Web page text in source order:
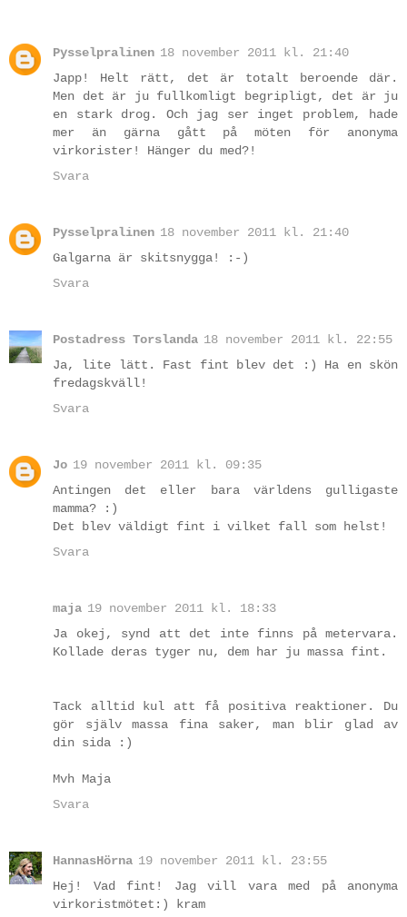
Pysselpralinen 18 november 2011 kl. 21:40
Japp! Helt rätt, det är totalt beroende där.
Men det är ju fullkomligt begripligt, det är ju
en stark drog. Och jag ser inget problem, hade
mer än gärna gått på möten för anonyma
virkorister! Hänger du med?!
Svara
Pysselpralinen 18 november 2011 kl. 21:40
Galgarna är skitsnygga! :-)
Svara
Postadress Torslanda 18 november 2011 kl. 22:55
Ja, lite lätt. Fast fint blev det :) Ha en skön
fredagskväll!
Svara
Jo 19 november 2011 kl. 09:35
Antingen det eller bara världens gulligaste
mamma? :)
Det blev väldigt fint i vilket fall som helst!
Svara
maja 19 november 2011 kl. 18:33
Ja okej, synd att det inte finns på metervara.
Kollade deras tyger nu, dem har ju massa fint.
Tack alltid kul att få positiva reaktioner. Du
gör själv massa fina saker, man blir glad av
din sida :)
Mvh Maja
Svara
HannasHörna 19 november 2011 kl. 23:55
Hej! Vad fint! Jag vill vara med på anonyma
virkoristmötet:) kram